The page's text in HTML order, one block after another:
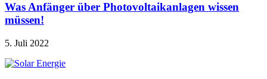
Was Anfänger über Photovoltaikanlagen wissen
müssen!
5. Juli 2022